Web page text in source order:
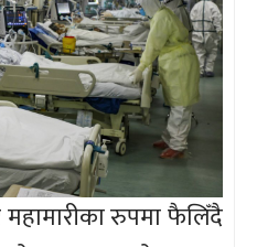
महामारीका रुपमा फैलिँदै